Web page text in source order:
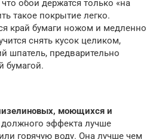
обои держатся только «на
такое покрытие легко.
край бумаги ножом и медленно
снять кусок целиком,
шпатель, предварительно
бумагой.
моющихся и
эффекта лучше
горячую воду. Она лучше чем